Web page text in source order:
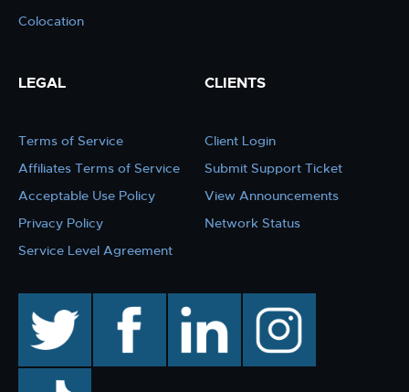
Colocation
LEGAL
Terms of Service
Affiliates Terms of Service
Acceptable Use Policy
Privacy Policy
Service Level Agreement
CLIENTS
Client Login
Submit Support Ticket
View Announcements
Network Status
facebook linkedin instagram
TikTok